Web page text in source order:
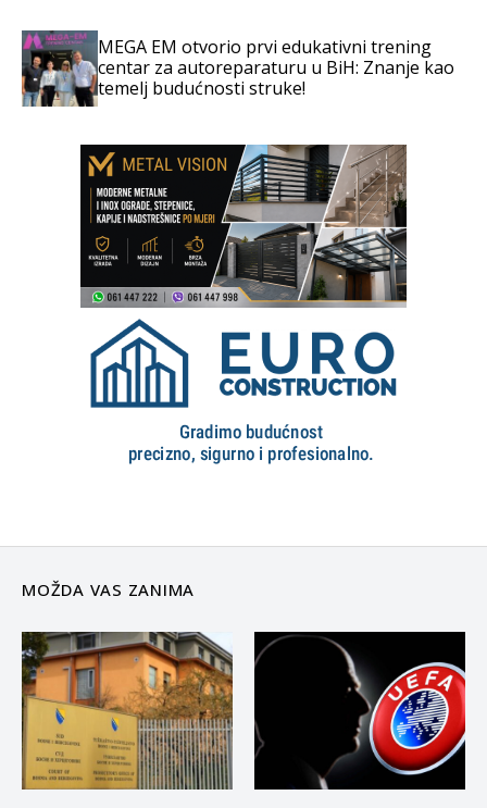
MEGA EM otvorio prvi edukativni trening
centar za autoreparaturu u BiH: Znanje kao
temelj budućnosti struke!
MOŽDA VAS ZANIMA